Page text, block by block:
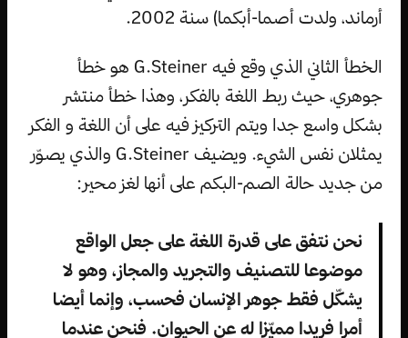
أرماند، ولدت أصما-أبكما) سنة 2002.
الخطأ الثاني الذي وقع فيه G.Steiner هو خطأ
جوهري، حيث ربط اللغة بالفكر، وهذا خطأ منتشر
بشكل واسع جدا ويتم التركيز فيه على أن اللغة و الفكر
يمثلان نفس الشيء. ويضيف G.Steiner والذي يصوّر
من جديد حالة الصم-البكم على أنها لغز محير:
نحن نتفق على قدرة اللغة على جعل الواقع
موضوعا للتصنيف والتجريد والمجاز، وهو لا
يشكّل فقط جوهر الإنسان فحسب، وإنما أيضا
أمرا فريدا مميّزا له عن الحيوان. فنحن عندما